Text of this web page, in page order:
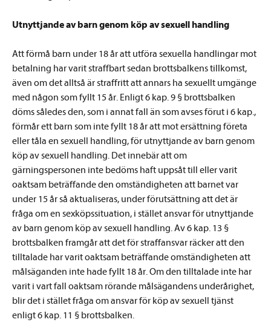
Utnyttjande av barn genom köp av sexuell handling
Att förmå barn under 18 år att utföra sexuella handlingar mot
betalning har varit straffbart sedan brottsbalkens tillkomst,
även om det alltså är straffritt att annars ha sexuellt umgänge
med någon som fyllt 15 år. Enligt 6 kap. 9 § brottsbalken
döms således den, som i annat fall än som avses förut i 6 kap.,
förmår ett barn som inte fyllt 18 år att mot ersättning företa
eller tåla en sexuell handling, för utnyttjande av barn genom
köp av sexuell handling. Det innebär att om
gärningspersonen inte bedöms haft uppsåt till eller varit
oaktsam beträffande den omständigheten att barnet var
under 15 år så aktualiseras, under förutsättning att det är
fråga om en sexköpssituation, i stället ansvar för utnyttjande
av barn genom köp av sexuell handling. Av 6 kap. 13 §
brottsbalken framgår att det för straffansvar räcker att den
tilltalade har varit oaktsam beträffande omständigheten att
målsäganden inte hade fyllt 18 år. Om den tilltalade inte har
varit i vart fall oaktsam rörande målsägandens underårighet,
blir det i stället fråga om ansvar för köp av sexuell tjänst
enligt 6 kap. 11 § brottsbalken.